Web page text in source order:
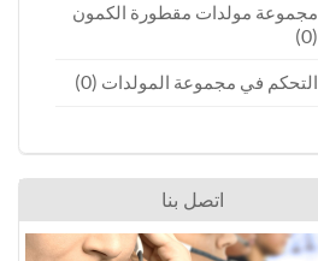
مجموعة مولدات مقطورة الكمون
(0)
التحكم في مجموعة المولدات (0)
اتصل بنا